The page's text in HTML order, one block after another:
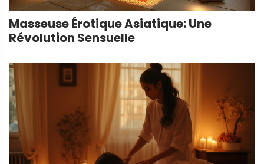
Masseuse Érotique Asiatique: Une
Révolution Sensuelle